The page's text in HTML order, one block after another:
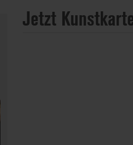
Der letzte Monat im Fokus
Alle Fokus-Werke
Jetzt